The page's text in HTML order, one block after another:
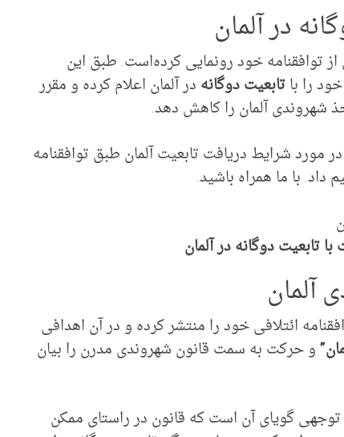
در آلمان
توافقنامه خود رونمایی کرده‌است. طبق این
را باتابعیت دوگانه در آلمان اعلام کرده‌ و مقرر
شهروندی آلمان را کاهش دهد.
در مورد شرایط دریافت تابعیت آلمان طبق توافقنامه
با ما همراه باشید.
تابعیت دوگانه در آلمان
آلمان
ائتلافی خود را منتشر کرده و در آن اهدافی
و حرکت به سمت قانون شهروندی مدرن را بیان
توجهی گویای آن است که قانون در راستای ممکن